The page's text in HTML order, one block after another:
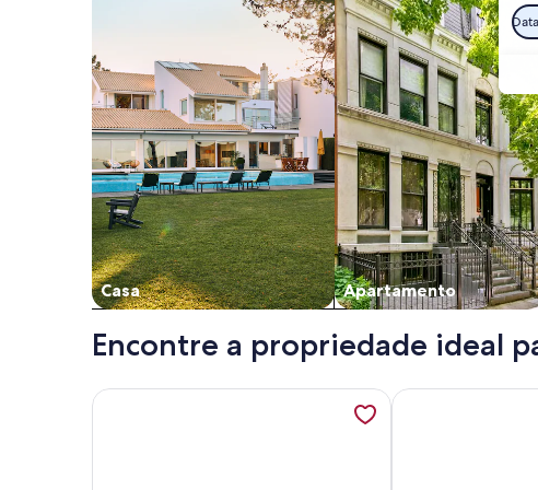
Casa Apartamento
Encontre a propriedade ideal
Mais informações sobre Ap 73m2, 2 bedrooms with
Mais informações